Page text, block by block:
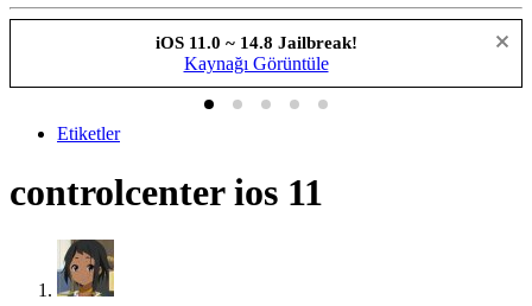
iOS 11.0 ~ 14.8 Jailbreak!
Kaynağı Görüntüle
Etiketler
controlcenter ios 11